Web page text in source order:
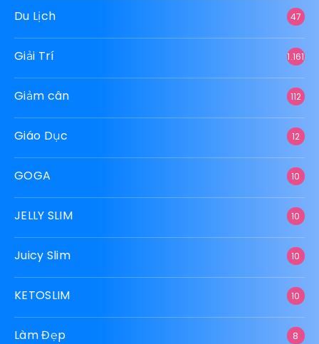
Du Lịch 47
Giải Trí 1.161
Giảm cân 112
Giáo Dục 12
GOGA 10
JELLY SLIM 10
Juicy Slim 10
KETOSLIM 10
Làm Đẹp 8